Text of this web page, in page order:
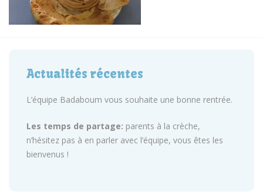
Actualités récentes
L’équipe Badaboum vous souhaite une bonne rentrée.
Les temps de partage: parents à la crèche,
n’hésitez pas à en parler avec l’équipe, vous êtes les
bienvenus !